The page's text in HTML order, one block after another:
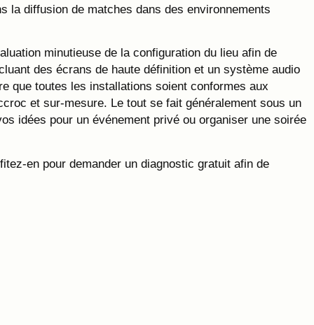
la diffusion de matches dans des environnements
minutieuse de la configuration du lieu afin de
des écrans de haute définition et un système audio
que toutes les installations soient conformes aux
et sur-mesure. Le tout se fait généralement sous un
idées pour un événement privé ou organiser une soirée
en pour demander un diagnostic gratuit afin de